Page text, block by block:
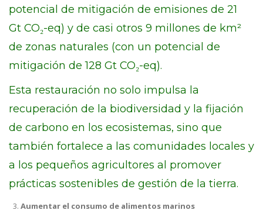
potencial de mitigación de emisiones de 21
Gt CO₂-eq) y de casi otros 9 millones de km²
de zonas naturales (con un potencial de
mitigación de 128 Gt CO₂-eq).
Esta restauración no solo impulsa la
recuperación de la biodiversidad y la fijación
de carbono en los ecosistemas, sino que
también fortalece a las comunidades locales y
a los pequeños agricultores al promover
prácticas sostenibles de gestión de la tierra.
Aumentar el consumo de alimentos marinos